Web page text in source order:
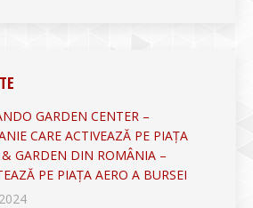
GARDEN CENTER –
CARE ACTIVEAZĂ PE PIAȚA
GARDEN DIN ROMÂNIA –
PE PIAȚA AERO A BURSEI